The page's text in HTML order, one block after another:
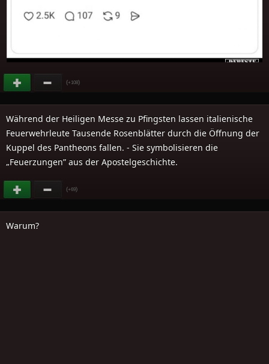
(+108)
Während der Heiligen Messe zu Pfingsten lassen italienische
Feuerwehrleute Tausende Rosenblätter durch die Öffnung der
Kuppel des Pantheons fallen. - Sie symbolisieren die
„Feuerzungen” aus der Apostelgeschichte.
(+69)
Warum?